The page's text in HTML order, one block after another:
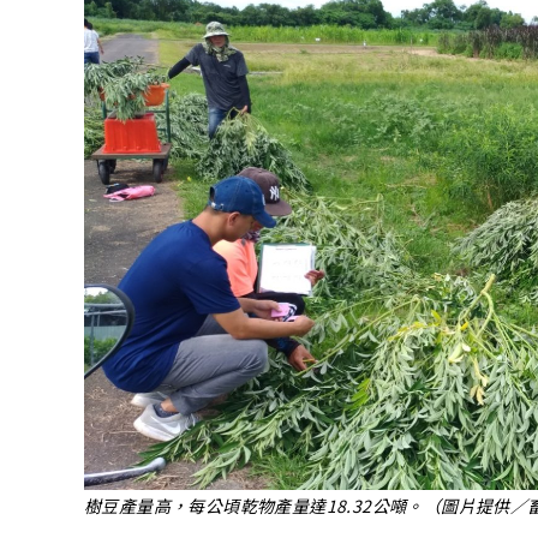
樹豆產量高，每公頃乾物產量達18.32公噸。（圖片提供／